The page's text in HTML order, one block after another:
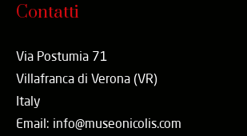
Contatti
Via Postumia 71
Villafranca di Verona (VR)
Italy
Email: info@museonicolis.com